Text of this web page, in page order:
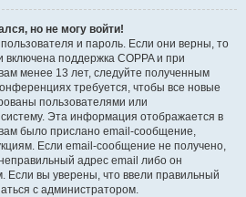
но не могу войти!
и пароль. Если они верны, то
поддержка COPPA и при
менее 13 лет, следуйте полученным
требуется, чтобы все новые
пользователями или
Эта информация отображается в
было прислано email-сообщение,
Если email-сообщение не получено,
адрес email либо он
Если вы уверены, что ввели правильный
с администратором.